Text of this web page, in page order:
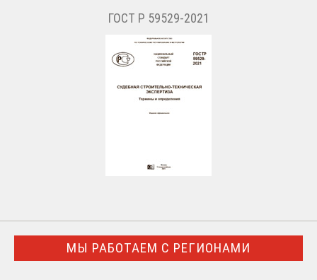
ГОСТ Р 59529-2021
МЫ РАБОТАЕМ С РЕГИОНАМИ